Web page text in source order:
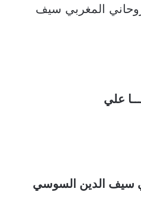
المغربي سيف
علي
سيف الدين السوسي